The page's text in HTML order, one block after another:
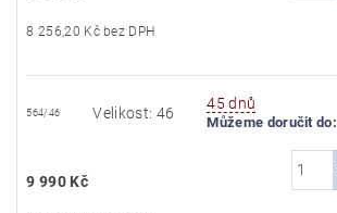
8 256,20 Kč bez DPH
564/46 Velikost: 46
45 dnů
Můžeme doručit do:
9 990 Kč